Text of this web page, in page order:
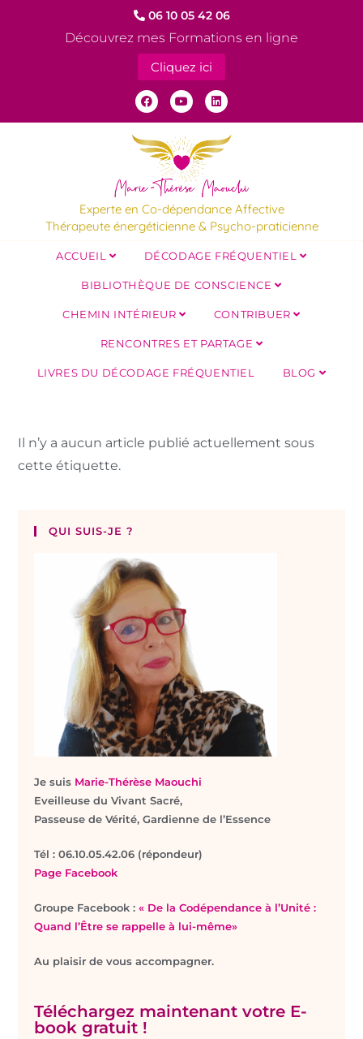
06 10 05 42 06
Découvrez mes Formations en ligne
Cliquez ici
Experte en Co-dépendance Affective
Thérapeute énergéticienne & Psycho-praticienne
ACCUEIL DÉCODAGE FRÉQUENTIEL
BIBLIOTHÈQUE DE CONSCIENCE
CHEMIN INTÉRIEUR CONTRIBUER
RENCONTRES ET PARTAGE
LIVRES DU DÉCODAGE FRÉQUENTIEL BLOG
Il n’y a aucun article publié actuellement sous
cette étiquette.
QUI SUIS-JE ?
Je suis Marie-Thérèse Maouchi
Eveilleuse du Vivant Sacré,
Passeuse de Vérité, Gardienne de l’Essence
Tél : 06.10.05.42.06 (répondeur)
Page Facebook
Groupe Facebook :« De la Codépendance à l’Unité :
Quand l’Être se rappelle à lui-même»
Au plaisir de vous accompagner.
Téléchargez maintenant votre E-
book gratuit !